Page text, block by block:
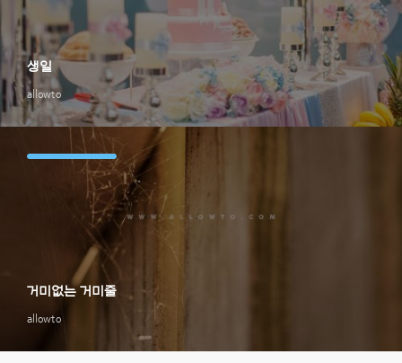
allowto
생일
allowto
거미없는 거미줄